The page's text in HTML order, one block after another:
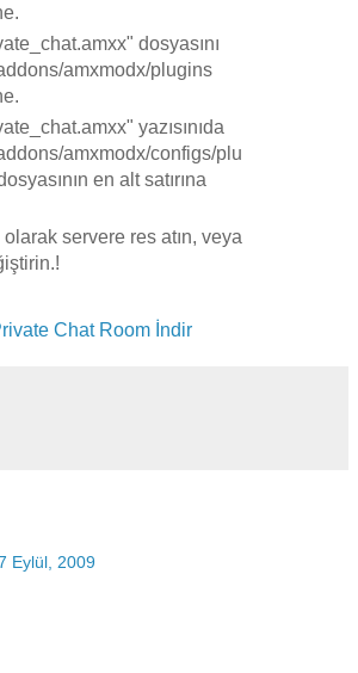
dosyasını
amxmodx/plugins
yazısınıda
amxmodx/configs/plu
en alt satırına
servere res atın, veya
Chat Room İndir
Eylül, 2009